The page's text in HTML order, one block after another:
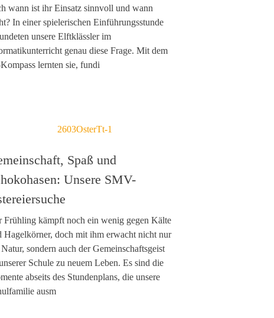
wann ist ihr Einsatz sinnvoll und wann
In einer spielerischen Einführungsstunde
unsere Elftklässler im
genau diese Frage. Mit dem
lernten sie, fundi
Spaß und
Unsere SMV-
Frühling kämpft noch ein wenig gegen Kälte
Hagelkörner, doch mit ihm erwacht nicht nur
sondern auch der Gemeinschaftsgeist
Schule zu neuem Leben. Es sind die
abseits des Stundenplans, die unsere
ausm